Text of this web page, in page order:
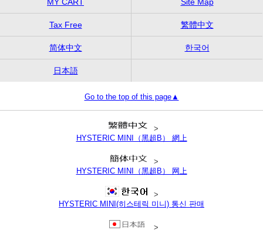
Tax Free 繁體中文
简体中文 한국어
日本語
Go to the top of this page▲
>
HYSTERIC MINI（黑超B） 網上
>
HYSTERIC MINI（黑超B） 网上
>
HYSTERIC MINI(히스테릭 미니) 통신 판매
>